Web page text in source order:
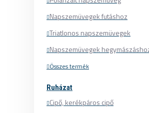
Napszemüvegek futáshoz
Triatlonos napszemüvegek
Napszemüvegek
Összes termék
Ruházat
Cipő, kerékpáros cipő